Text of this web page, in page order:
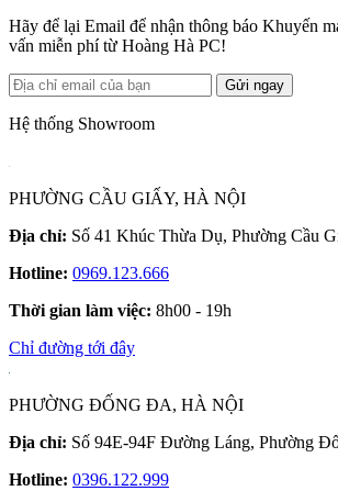
Hãy để lại Email để nhận thông báo Khuyến
vấn miễn phí từ Hoàng Hà PC!
Gửi ngay
Hệ thống Showroom
PHƯỜNG CẦU GIẤY, HÀ NỘI
Địa chỉ: Số 41 Khúc Thừa Dụ, Phường Cầu
Hotline: 0969.123.666
Thời gian làm việc: 8h00 - 19h
Chỉ đường tới đây
PHƯỜNG ĐỐNG ĐA, HÀ NỘI
Địa chỉ: Số 94E-94F Đường Láng, Phường
Hotline: 0396.122.999